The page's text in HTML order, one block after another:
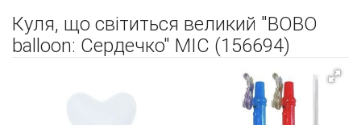
Куля, що світиться великий "BOBO
balloon: Сердечко" MIC (156694)